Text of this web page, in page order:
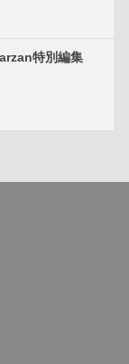
特別編集